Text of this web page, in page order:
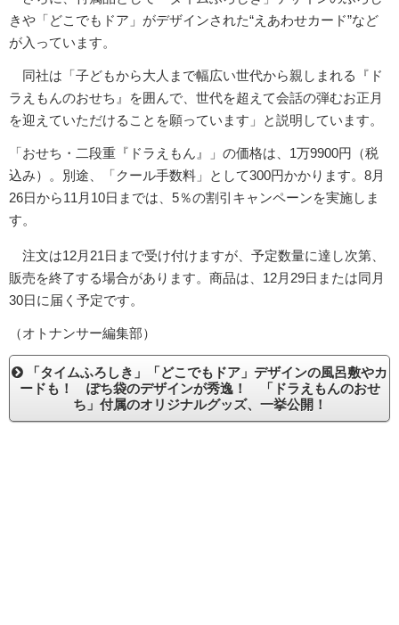
きや「どこでもドア」がデザインされた“えあわせカード”など
が入っています。
同社は「子どもから大人まで幅広い世代から親しまれる『ド
ラえもんのおせち』を囲んで、世代を超えて会話の弾むお正月
を迎えていただけることを願っています」と説明しています。
「おせち・二段重『ドラえもん』」の価格は、1万9900円（税
込み）。別途、「クール手数料」として300円かかります。8月
26日から11月10日までは、5％の割引キャンペーンを実施しま
す。
注文は12月21日まで受け付けますが、予定数量に達し次第、
販売を終了する場合があります。商品は、12月29日または同月
30日に届く予定です。
（オトナンサー編集部）
「タイムふろしき」「どこでもドア」デザインの風呂敷やカ
ードも！ ぽち袋のデザインが秀逸！ 「ドラえもんのおせ
ち」付属のオリジナルグッズ、一挙公開！